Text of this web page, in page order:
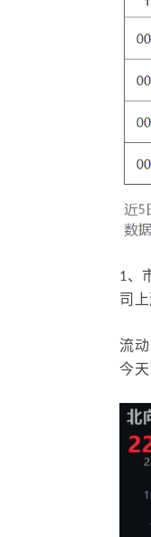
1、
司
流
今